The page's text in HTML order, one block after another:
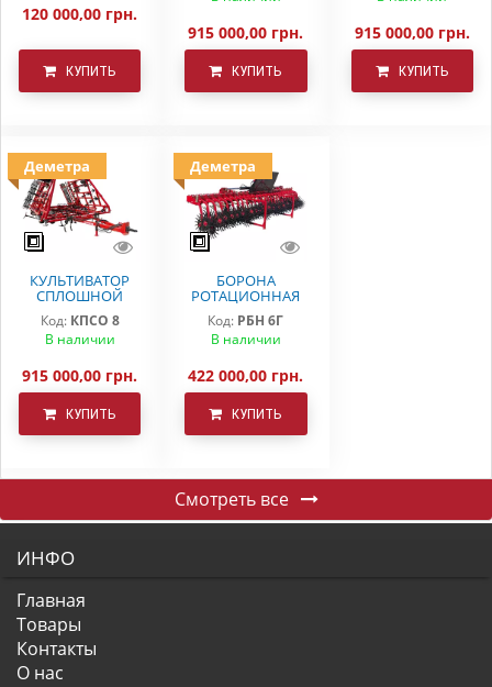
120 000,00 грн.
КУПИТЬ
915 000,00 грн.
КУПИТЬ
915 000,00 грн.
КУПИТЬ
Деметра
КУЛЬТИВАТОР
СПЛОШНОЙ
ОБРАБОТКИ
КПСО-8 ДЕМЕТРА
Код: КПСО 8
В наличии
915 000,00 грн.
КУПИТЬ
Деметра
БОРОНА
РОТАЦИОННАЯ
РБН-6 Г
Код: РБН 6Г
В наличии
422 000,00 грн.
КУПИТЬ
Смотреть все
ИНФО
Главная
Товары
Контакты
О нас